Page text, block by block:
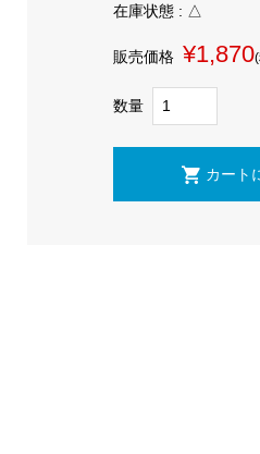
在庫状態 : △
販売価格 ¥1,870
数量